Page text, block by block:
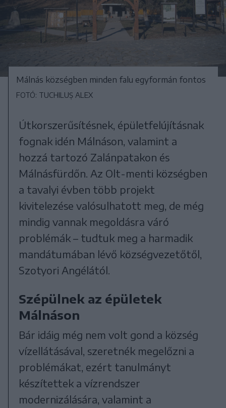
Málnás községben minden falu egyformán fontos
FOTÓ: TUCHILUȘ ALEX
Útkorszerűsítésnek, épületfelújításnak
fognak idén Málnáson, valamint a
hozzá tartozó Zalánpatakon és
Málnásfürdőn. Az Olt-menti községben
a tavalyi évben több projekt
kivitelezése valósulhatott meg, de még
mindig vannak megoldásra váró
problémák – tudtuk meg a harmadik
mandátumában lévő községvezetőtől,
Szotyori Angélától.
Szépülnek az épületek
Málnáson
Bár idáig még nem volt gond a község
vízellátásával, szeretnék megelőzni a
problémákat, ezért tanulmányt
készítettek a vízrendszer
modernizálására, valamint a